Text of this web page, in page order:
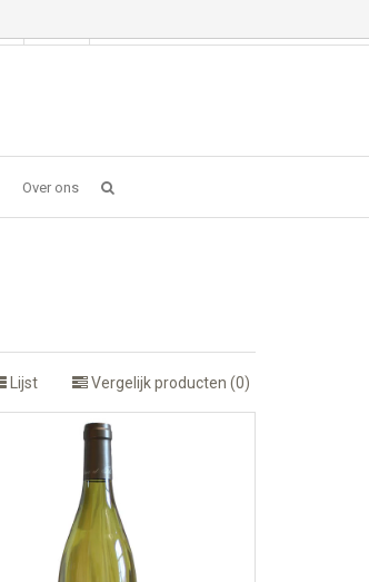
Over ons
Lijst Vergelijk producten (0)